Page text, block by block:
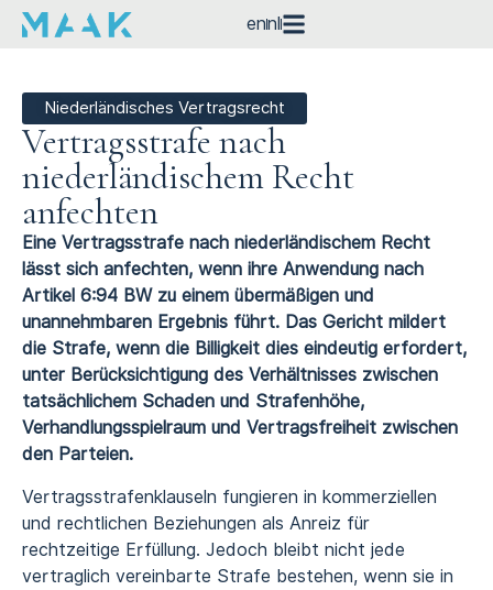
ennl
Niederländisches Vertragsrecht
Vertragsstrafe nach
niederländischem Recht
anfechten
Eine Vertragsstrafe nach niederländischem Recht
lässt sich anfechten, wenn ihre Anwendung nach
Artikel 6:94 BW zu einem übermäßigen und
unannehmbaren Ergebnis führt. Das Gericht mildert
die Strafe, wenn die Billigkeit dies eindeutig erfordert,
unter Berücksichtigung des Verhältnisses zwischen
tatsächlichem Schaden und Strafenhöhe,
Verhandlungsspielraum und Vertragsfreiheit zwischen
den Parteien.
Vertragsstrafenklauseln fungieren in kommerziellen
und rechtlichen Beziehungen als Anreiz für
rechtzeitige Erfüllung. Jedoch bleibt nicht jede
vertraglich vereinbarte Strafe bestehen, wenn sie in